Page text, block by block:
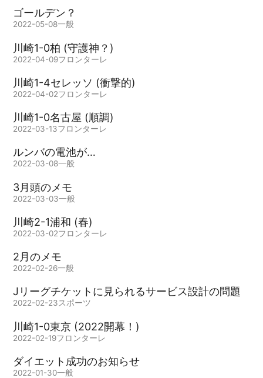
ゴールデン？
2022-05-08一般
川崎1-0柏 (守護神？)
2022-04-09フロンターレ
川崎1-4セレッソ (衝撃的)
2022-04-02フロンターレ
川崎1-0名古屋 (順調)
2022-03-13フロンターレ
ルンバの電池が…
2022-03-08一般
3月頭のメモ
2022-03-03一般
川崎2-1浦和 (春)
2022-03-02フロンターレ
2月のメモ
2022-02-26一般
Jリーグチケットに見られるサービス設計の問題
2022-02-23スポーツ
川崎1-0東京 (2022開幕！)
2022-02-19フロンターレ
ダイエット成功のお知らせ
2022-01-30一般